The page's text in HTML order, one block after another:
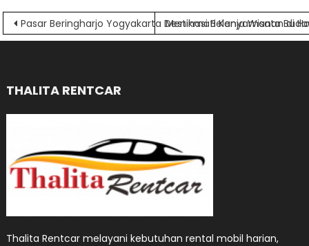
Navigasi
Pasar Beringharjo Yogyakarta Destinasi Belanja Wisata
Menikmati Kenyamanan di
THALITA RENTCAR
Thalita Rentcar melayani kebutuhan rental mobil harian,